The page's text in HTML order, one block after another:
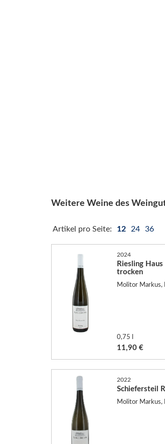
Weitere Weine des
Artikel pro Seite: 12 24 36
2024
Riesling
trocken
Molitor Markus,
0,75 l
11,90 €
2022
Schiefersteil
Molitor Markus,